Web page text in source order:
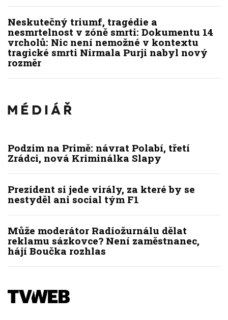
Neskutečný triumf, tragédie a
nesmrtelnost v zóně smrti: Dokumentu 14
vrcholů: Nic není nemožné v kontextu
tragické smrti Nirmala Purji nabyl nový
rozměr
Podzim na Primě: návrat Polabí, třetí
Zrádci, nová Kriminálka Slapy
Prezident si jede virály, za které by se
nestyděl ani social tým F1
Může moderátor Radiožurnálu dělat
reklamu sázkovce? Není zaměstnanec,
hájí Boučka rozhlas